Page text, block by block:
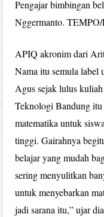
Pengajar bimbingan
Nggermanto.
APIQ akronim dari
Nama itu semula label
Agus sejak lulus
Teknologi Bandung
matematika untuk
tinggi. Gairahnya
belajar yang mudah
sering menyulitkan
untuk menyebarkan
jadi sarana itu,” ujar